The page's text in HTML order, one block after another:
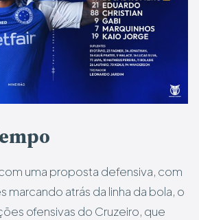
uma proposta defensiva, com
atrás da linha da bola, o
ofensivas do Cruzeiro, que